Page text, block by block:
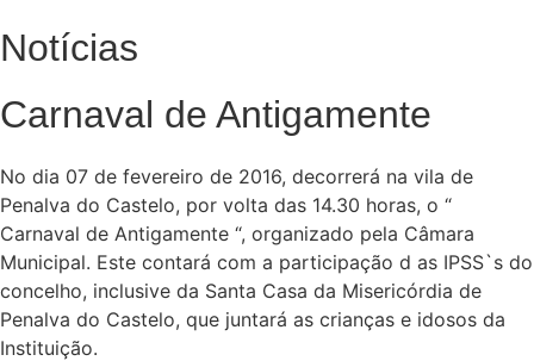
Notícias
Carnaval de Antigamente
No dia 07 de fevereiro de 2016, decorrerá na vila de
Penalva do Castelo, por volta das 14.30 horas, o “
Carnaval de Antigamente “, organizado pela Câmara
Municipal. Este contará com a participação d as IPSS`s do
concelho, inclusive da Santa Casa da Misericórdia de
Penalva do Castelo, que juntará as crianças e idosos da
Instituição.